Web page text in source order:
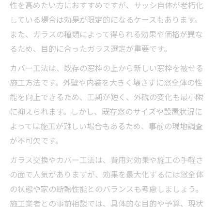
性を高めたい方におすすめですが、サッシ自体が老朽化
している場合は効果が限定的になるケースもあります。
また、ガラスの種類によって得られる効果や価格が異な
るため、目的に合ったガラス選定が重要です。
カバー工法は、既存の窓枠の上から新しい窓枠を被せる
施工方法です。外壁や内装を大きく壊さずに窓全体の性
能を向上できるため、工期が短く、外観の変化も最小限
に抑えられます。しかし、既存窓のサイズや設置状況に
よっては施工が難しい場合もあるため、事前の現地調査
が不可欠です。
ガラス交換やカバー工法は、費用対効果や施工の手軽さ
の面で人気がありますが、効果を最大化するには窓全体
の状態や家の断熱性能とのバランスも考慮しましょう。
施工業者との事前相談では、具体的な目的や予算、現状